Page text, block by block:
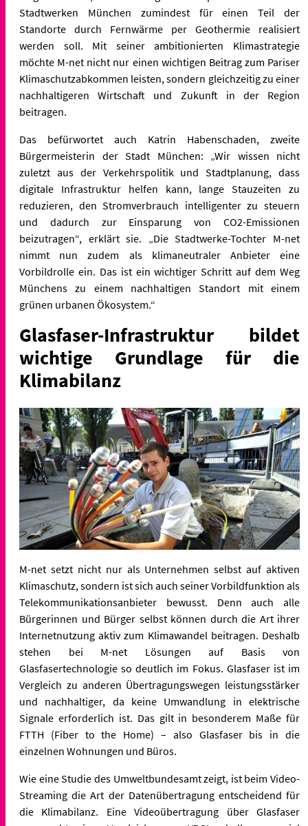
Stadtwerken München zumindest für einen Teil der
Standorte durch Fernwärme per Geothermie realisiert
werden soll. Mit seiner ambitionierten Klimastrategie
möchte M-net nicht nur einen wichtigen Beitrag zum Pariser
Klimaschutzabkommen leisten, sondern gleichzeitig zu einer
nachhaltigeren Wirtschaft und Zukunft in der Region
beitragen.
Das befürwortet auch Katrin Habenschaden, zweite
Bürgermeisterin der Stadt München: „Wir wissen nicht
zuletzt aus der Verkehrspolitik und Stadtplanung, dass
digitale Infrastruktur helfen kann, lange Stauzeiten zu
reduzieren, den Stromverbrauch intelligenter zu steuern
und dadurch zur Einsparung von CO2-Emissionen
beizutragen“, erklärt sie. „Die Stadtwerke-Tochter M-net
nimmt nun zudem als klimaneutraler Anbieter eine
Vorbildrolle ein. Das ist ein wichtiger Schritt auf dem Weg
Münchens zu einem nachhaltigen Standort mit einem
grünen urbanen Ökosystem.“
Glasfaser-Infrastruktur bildet
wichtige Grundlage für die
Klimabilanz
M-net setzt nicht nur als Unternehmen selbst auf aktiven
Klimaschutz, sondern ist sich auch seiner Vorbildfunktion als
Telekommunikationsanbieter bewusst. Denn auch alle
Bürgerinnen und Bürger selbst können durch die Art ihrer
Internetnutzung aktiv zum Klimawandel beitragen. Deshalb
stehen bei M-net Lösungen auf Basis von
Glasfasertechnologie so deutlich im Fokus. Glasfaser ist im
Vergleich zu anderen Übertragungswegen leistungsstärker
und nachhaltiger, da keine Umwandlung in elektrische
Signale erforderlich ist. Das gilt in besonderem Maße für
FTTH (Fiber to the Home) – also Glasfaser bis in die
einzelnen Wohnungen und Büros.
Wie eine Studie des Umweltbundesamt zeigt, ist beim Video-
Streaming die Art der Datenübertragung entscheidend für
die Klimabilanz. Eine Videoübertragung über Glasfaser